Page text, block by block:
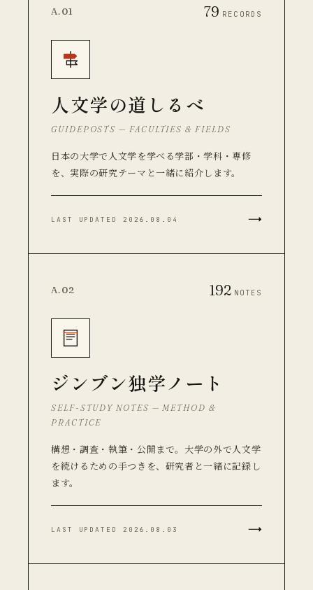
A.01 79 RECORDS
人文学の道しるべ
GUIDEPOSTS — FACULTIES & FIELDS
日本の大学で人文学を学べる学部・学科・専修
を、実際の研究テーマと一緒に紹介します。
LAST UPDATED 2026.08.04 →
A.02 192 NOTES
ジンブン独学ノート
SELF-STUDY NOTES — METHOD &
PRACTICE
構想・調査・執筆・公開まで。大学の外で人文学
を続けるための手つきを、研究者と一緒に記録し
ます。
LAST UPDATED 2026.08.03 →